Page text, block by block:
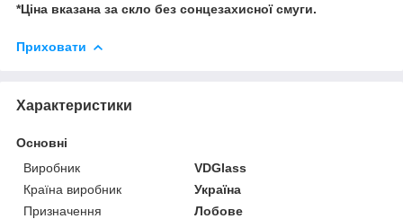
*Ціна вказана за скло без сонцезахисної смуги.
Приховати
Характеристики
Основні
Виробник
VDGlass
Країна виробник
Україна
Призначення
Лобове